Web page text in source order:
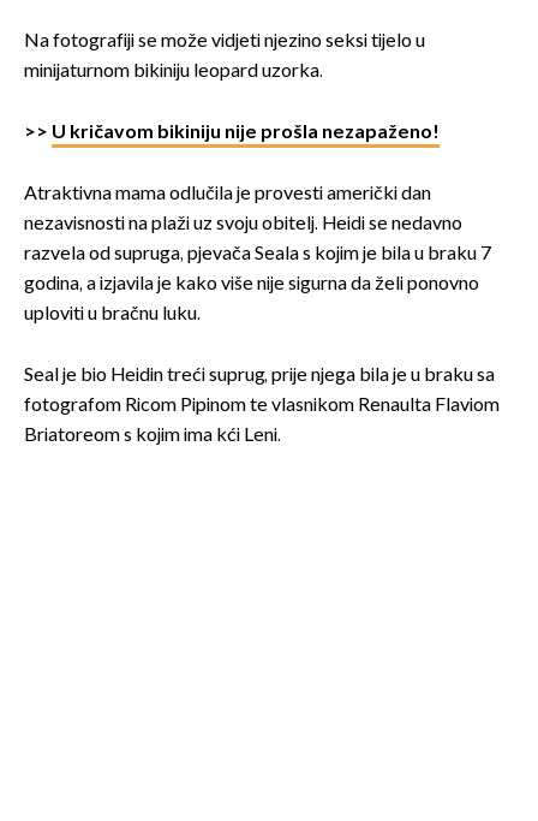
Na fotografiji se može vidjeti njezino seksi tijelo u
minijaturnom bikiniju leopard uzorka.
>> U kričavom bikiniju nije prošla nezapaženo!
Atraktivna mama odlučila je provesti američki dan
nezavisnosti na plaži uz svoju obitelj. Heidi se nedavno
razvela od supruga, pjevača Seala s kojim je bila u braku 7
godina, a izjavila je kako više nije sigurna da želi ponovno
uploviti u bračnu luku.
Seal je bio Heidin treći suprug, prije njega bila je u braku sa
fotografom Ricom Pipinom te vlasnikom Renaulta Flaviom
Briatoreom s kojim ima kći Leni.